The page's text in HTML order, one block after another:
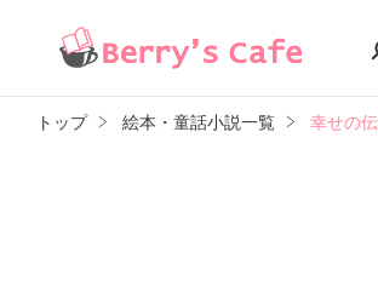
トップ 絵本・童話小説一覧 幸せの